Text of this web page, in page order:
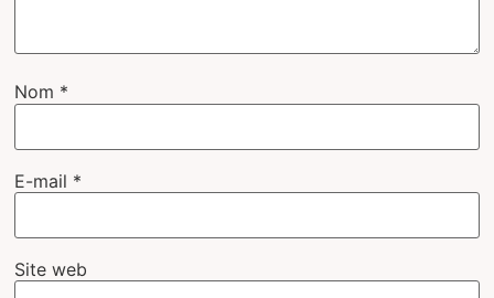
Nom *
E-mail *
Site web